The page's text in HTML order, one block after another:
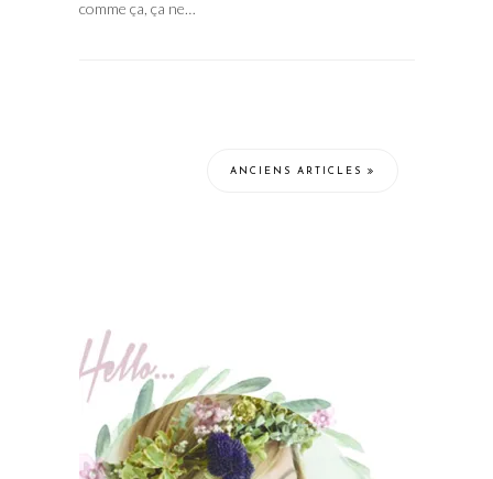
comme ça, ça ne…
ANCIENS ARTICLES